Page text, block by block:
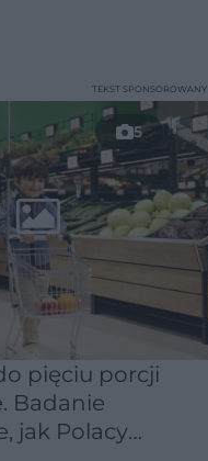
5
pięciu porcji
Badanie
jak Polacy
TEKST SPONSOROWANY